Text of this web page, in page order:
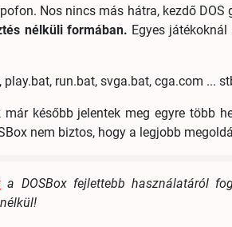
Nos nincs más hátra, kezdő DOS
nélküli formában. Egyes
run.bat, svga.bat, cga.com ...
már később jelentek meg egyre több
nem biztos, hogy a legjobb
a DOSBox fejlettebb használatáról